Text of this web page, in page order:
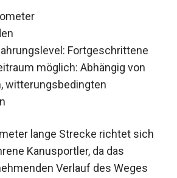
Fortgeschrittene
möglich: Abhängig von
witterungsbedingten
lange Strecke richtet sich
Kanusportler, da das
Verlauf des Weges